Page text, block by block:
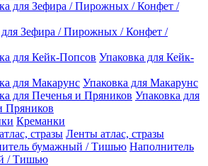
для Зефира / Пирожных / Конфет /
Упаковка для Кейк-
Упаковка для Макарунс
Упаковка для
Пряников
Креманки
Ленты атлас, стразы
Наполнитель
/ Тишью